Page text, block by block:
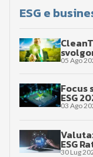
ESG e
05 Ago
Focus
ESG
03 Ago
ESG
30 Lug